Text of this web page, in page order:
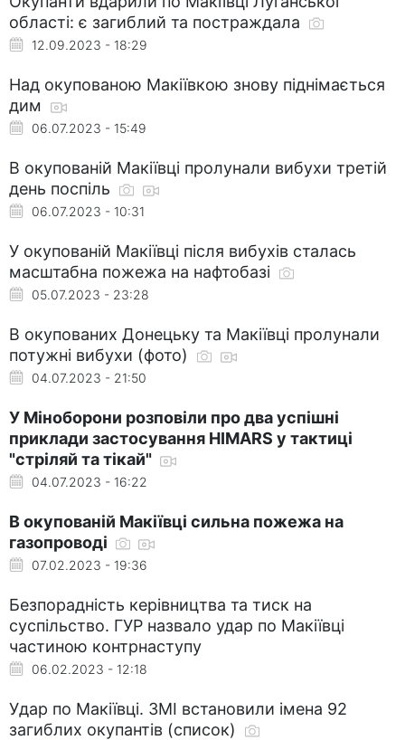
області: є загиблий та постраждала
12.09.2023 - 18:29
Над окупованою Макіївкою знову піднімається
дим
06.07.2023 - 15:49
В окупованій Макіївці пролунали вибухи третій
день поспіль
06.07.2023 - 10:31
У окупованій Макіївці після вибухів сталась
масштабна пожежа на нафтобазі
05.07.2023 - 23:28
В окупованих Донецьку та Макіївці пролунали
потужні вибухи (фото)
04.07.2023 - 21:50
У Міноборони розповіли про два успішні
приклади застосування HIMARS у тактиці
"стріляй та тікай"
04.07.2023 - 16:22
В окупованій Макіївці сильна пожежа на
газопроводі
07.02.2023 - 19:36
Безпорадність керівництва та тиск на
суспільство. ГУР назвало удар по Макіївці
частиною контрнаступу
06.02.2023 - 12:18
Удар по Макіївці. ЗМІ встановили імена 92
загиблих окупантів (список)